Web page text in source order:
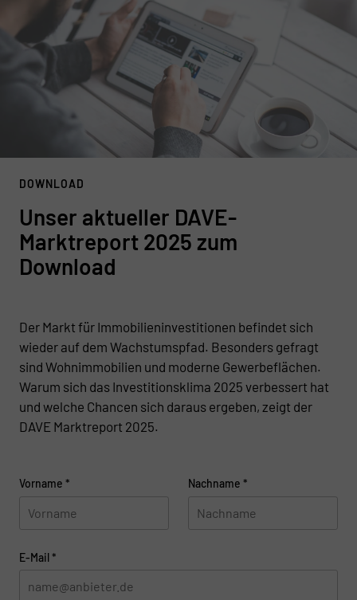
DOWNLOAD
Unser aktueller DAVE-
Marktreport 2025 zum
Download
Der Markt für Immobilieninvestitionen befindet sich
wieder auf dem Wachstumspfad. Besonders gefragt
sind Wohnimmobilien und moderne Gewerbeflächen.
Warum sich das Investitionsklima 2025 verbessert hat
und welche Chancen sich daraus ergeben, zeigt der
DAVE Marktreport 2025.
Vorname * Nachname *
E-Mail*